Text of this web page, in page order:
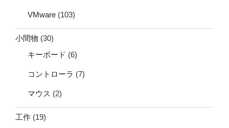
VMware (103)
小間物 (30)
キーボード (6)
コントローラ (7)
マウス (2)
工作 (19)